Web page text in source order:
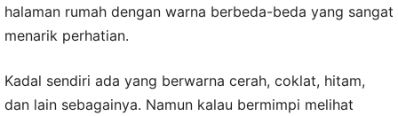
halaman rumah dengan warna berbeda-beda yang sangat
menarik perhatian.
Kadal sendiri ada yang berwarna cerah, coklat, hitam,
dan lain sebagainya. Namun kalau bermimpi melihat